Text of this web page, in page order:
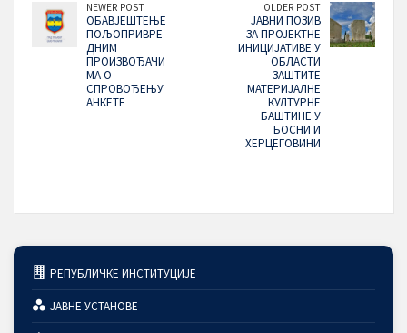
NEWER POST
ОБАВЈЕШТЕЊЕ
ПОЉОПРИВРЕ
ДНИМ
ПРОИЗВОЂАЧИ
МА О
СПРОВОЂЕЊУ
АНКЕТЕ
OLDER POST
ЈАВНИ ПОЗИВ
ЗА ПРОЈЕКТНЕ
ИНИЦИЈАТИВЕ У
ОБЛАСТИ
ЗАШТИТЕ
МАТЕРИЈАЛНЕ
КУЛТУРНЕ
БАШТИНЕ У
БОСНИ И
ХЕРЦЕГОВИНИ
РЕПУБЛИЧКЕ ИНСТИТУЦИЈЕ
ЈАВНЕ УСТАНОВЕ